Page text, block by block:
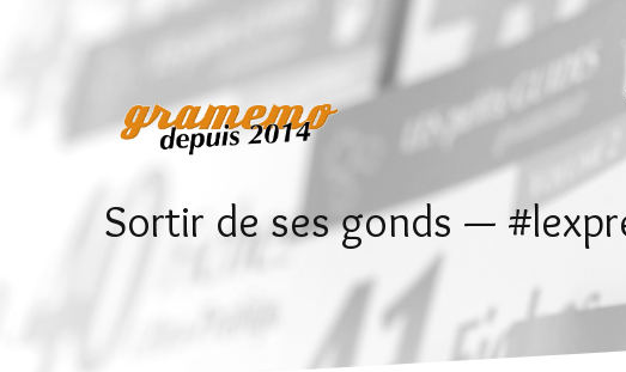
Sortir de ses gonds —